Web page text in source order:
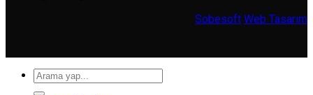
Sobesoft Web Tasarım
Ara: